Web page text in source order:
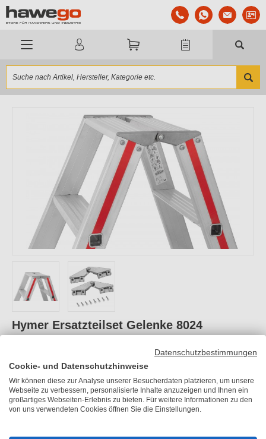
Hymer Ersatzteilset Gelenke 8024
Artikelnummer:HY-0053864
Gewicht: 0,7 kg
Datenschutzbestimmungen
Cookie- und Datenschutzhinweise
Wir können diese zur Analyse unserer Besucherdaten platzieren, um unsere
Webseite zu verbessern, personalisierte Inhalte anzuzeigen und Ihnen ein
großartiges Webseiten-Erlebnis zu bieten. Für weitere Informationen zu den
von uns verwendeten Cookies öffnen Sie die Einstellungen.